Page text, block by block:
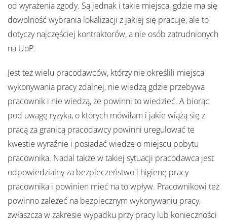
od wyrażenia zgody. Są jednak i takie miejsca, gdzie ma się
dowolność wybrania lokalizacji z jakiej się pracuje, ale to
dotyczy najczęściej kontraktorów, a nie osób zatrudnionych
na UoP.
Jest też wielu pracodawców, którzy nie określili miejsca
wykonywania pracy zdalnej, nie wiedzą gdzie przebywa
pracownik i nie wiedzą, że powinni to wiedzieć. A biorąc
pod uwagę ryzyka, o których mówiłam i jakie wiążą się z
pracą za granicą pracodawcy powinni uregulować te
kwestie wyraźnie i posiadać wiedzę o miejscu pobytu
pracownika. Nadal także w takiej sytuacji pracodawca jest
odpowiedzialny za bezpieczeństwo i higienę pracy
pracownika i powinien mieć na to wpływ. Pracownikowi też
powinno zależeć na bezpiecznym wykonywaniu pracy,
zwłaszcza w zakresie wypadku przy pracy lub konieczności